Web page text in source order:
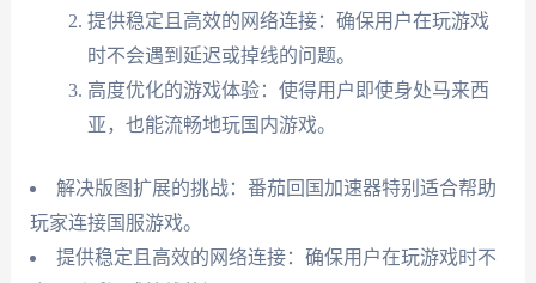
提供稳定且高效的网络连接：确保用户在玩游戏
时不会遇到延迟或掉线的问题。
高度优化的游戏体验：使得用户即使身处马来西
亚，也能流畅地玩国内游戏。
解决版图扩展的挑战：番茄回国加速器特别适合帮助
玩家连接国服游戏。
提供稳定且高效的网络连接：确保用户在玩游戏时不